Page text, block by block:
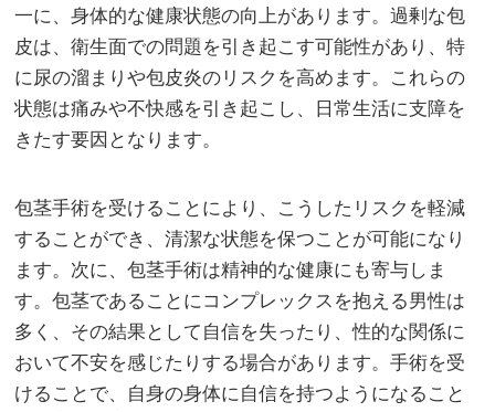
一に、身体的な健康状態の向上があります。過剰な包
皮は、衛生面での問題を引き起こす可能性があり、特
に尿の溜まりや包皮炎のリスクを高めます。これらの
状態は痛みや不快感を引き起こし、日常生活に支障を
きたす要因となります。
包茎手術を受けることにより、こうしたリスクを軽減
することができ、清潔な状態を保つことが可能になり
ます。次に、包茎手術は精神的な健康にも寄与しま
す。包茎であることにコンプレックスを抱える男性は
多く、その結果として自信を失ったり、性的な関係に
おいて不安を感じたりする場合があります。手術を受
けることで、自身の身体に自信を持つようになること